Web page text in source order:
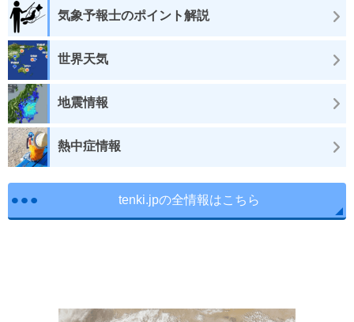
気象予報士のポイント解説
世界天気
地震情報
熱中症情報
tenki.jpの全情報はこちら